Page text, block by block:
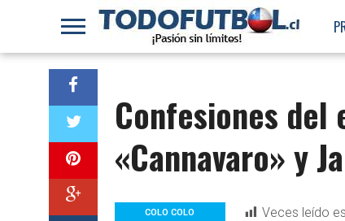
Confesiones del
«Cannavaro» y
Veces leído
COLO COLO